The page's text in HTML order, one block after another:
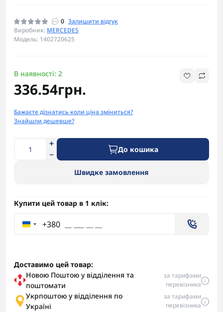
0 Залишити відгук
Виробник: MERCEDES
Модель: 1402720625
В наявності: 2
336.54грн.
Бажаєте дізнатись коли ціна зміниться?
Знайшли дешевше?
До кошика
Швидке замовлення
Купити цей товар в 1 клік:
+380
Доставимо цей товар:
Новою Поштою у відділення та
поштомати
за тарифами
перевізника
Укрпоштою у відділення по
Україні
за тарифами
перевізника